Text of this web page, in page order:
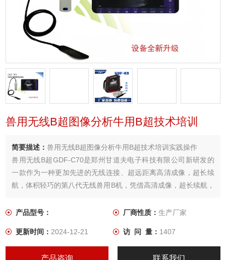
兽用无线B超图像分析牛用B超技术培训
简要描述：兽用无线B超图像分析牛用B超技术培训实践操作
兽用无线B超GDF-C70是郑州甘道夫电子科技有限公司新研发的
一款作为一种更加先进的无线连接、超远距离高清成像，超长续
航，体积轻巧的第八代无线兽用B机，凭借高清成像，超长续航，
用B超，得到国内众多牧场青睐，迫使进口兽用B超纷纷降价或者
产品型号： 厂商性质： 生产厂家
更新时间：2024-12-21 访 问 量： 1407